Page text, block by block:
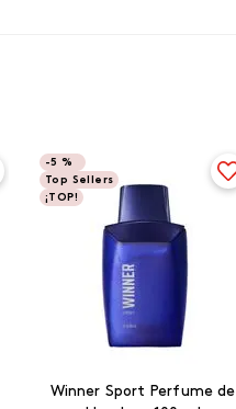
-5 %
Top Sellers
¡TOP!
Winner Sport Perfume de